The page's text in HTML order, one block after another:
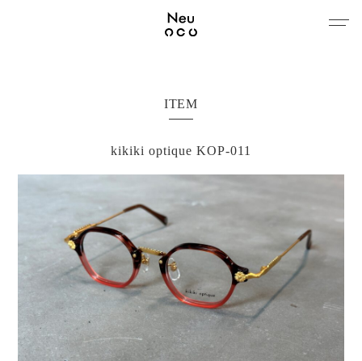
ITEM
kikiki optique KOP-011